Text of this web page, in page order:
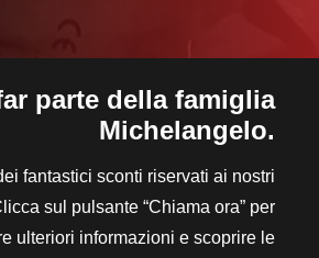
parte della famiglia
Michelangelo.
fantastici sconti riservati ai nostri
sul pulsante “Chiama ora” per
ulteriori informazioni e scoprire le